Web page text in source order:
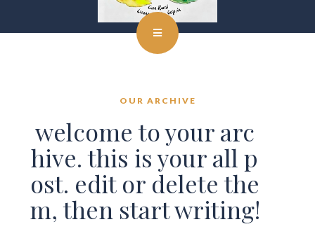
OUR ARCHIVE
welcome to your arc
hive. this is your all p
ost. edit or delete the
m, then start writing!